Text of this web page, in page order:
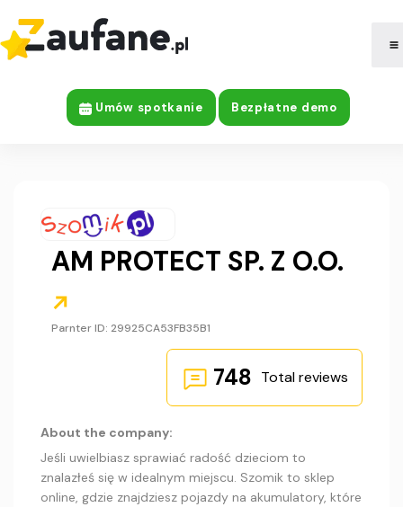
Umów spotkanie Bezpłatne demo
Company Information
AM PROTECT SP. Z O.O.
Parnter ID: 29925CA53FB35B1
748 Total reviews
About the company:
Jeśli uwielbiasz sprawiać radość dzieciom to
znalazłeś się w idealnym miejscu. Szomik to sklep
online, gdzie znajdziesz pojazdy na akumulatory, które